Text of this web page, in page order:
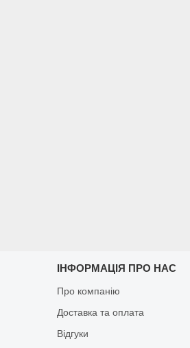
ІНФОРМАЦІЯ ПРО НАС
Про компанію
Доставка та оплата
Відгуки